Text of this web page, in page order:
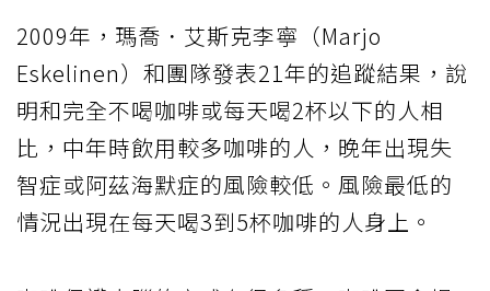
2009年，瑪喬．艾斯克李寧（Marjo
Eskelinen）和團隊發表21年的追蹤結果，說
明和完全不喝咖啡或每天喝2杯以下的人相
比，中年時飲用較多咖啡的人，晚年出現失
智症或阿茲海默症的風險較低。風險最低的
情況出現在每天喝3到5杯咖啡的人身上。